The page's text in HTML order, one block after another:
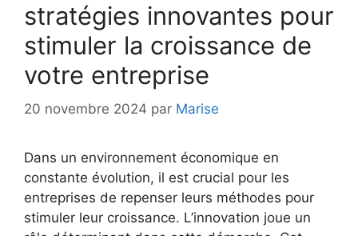
stratégies innovantes pour
stimuler la croissance de
votre entreprise
20 novembre 2024 par Marise
Dans un environnement économique en
constante évolution, il est crucial pour les
entreprises de repenser leurs méthodes pour
stimuler leur croissance. L’innovation joue un